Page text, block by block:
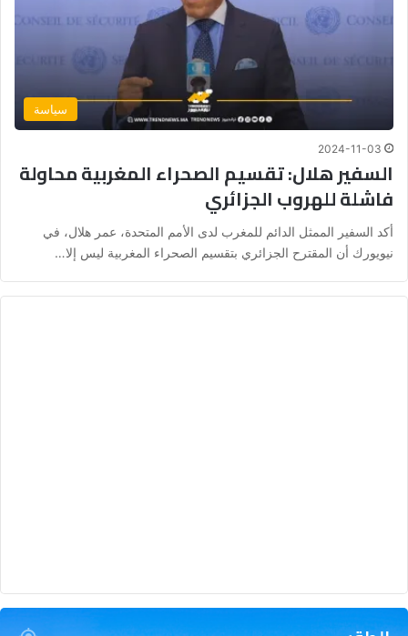
سياسة
2024-11-03
السفير هلال: تقسيم الصحراء المغربية محاولة
فاشلة للهروب الجزائري
أكد السفير الممثل الدائم للمغرب لدى الأمم المتحدة، عمر هلال، في
نيويورك أن المقترح الجزائري بتقسيم الصحراء المغربية ليس إلا…